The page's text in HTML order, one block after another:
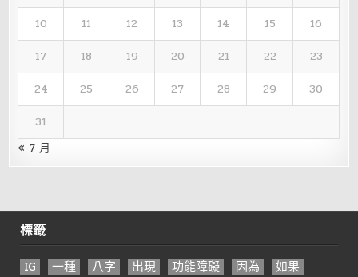
10
11 12 13 14 15
16
17
18 19 20 21 22
23
24
25 26 27 28 29
30
31
« 7 月
標籤
IG 一種 八字 出現 功能障礙 因為
如果